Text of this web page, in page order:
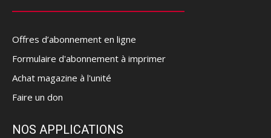
Offres d’abonnement en ligne
Formulaire d'abonnement à imprimer
Achat magazine à l'unité
Faire un don
NOS APPLICATIONS